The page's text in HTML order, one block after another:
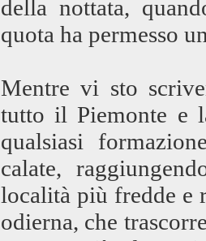
della nottata,
quota ha permesso
Mentre vi sto
tutto il Piemonte e
qualsiasi
calate,
località più fredde e
odierna, che